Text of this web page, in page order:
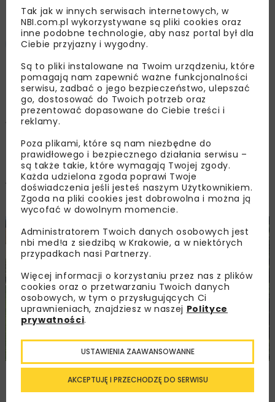
Damian Karpiński
OPUBLIKOWANO: 29.07.2025
W ramach rządowego Programu Bezpiecznej
Infrastruktury Drogowej (PBID) zakończono
inwestycje na trzech odcinkach drogi krajowej
nr 20 (DK20). Łączny koszt prac wyniósł blisko
10 mln zł, a ich głównym celem była poprawa
bezpieczeństwa ruchu drogowego.
O/Gdańsk, www.gov.pl/web/gddkia-gdansk/
Tak jak w innych serwisach internetowych, w
NBI.com.pl wykorzystywane są pliki cookies oraz
inne podobne technologie, aby nasz portal był dla
Ciebie przyjazny i wygodny.
Są to pliki instalowane na Twoim urządzeniu, które
pomagają nam zapewnić ważne funkcjonalności
serwisu, zadbać o jego bezpieczeństwo, ulepszać
go, dostosować do Twoich potrzeb oraz
prezentować dopasowane do Ciebie treści i
reklamy.
Poza plikami, które są nam niezbędne do
prawidłowego i bezpiecznego działania serwisu –
są także takie, które wymagają Twojej zgody.
Każda udzielona zgoda poprawi Twoje
doświadczenia jeśli jesteś naszym Użytkownikiem.
Zgoda na pliki cookies jest dobrowolna i można ją
wycofać w dowolnym momencie.
Administratorem Twoich danych osobowych jest
nbi med!a z siedzibą w Krakowie, a w niektórych
przypadkach nasi Partnerzy.
Więcej informacji o korzystaniu przez nas z plików
cookies oraz o przetwarzaniu Twoich danych
osobowych, w tym o przysługujących Ci
uprawnieniach, znajdziesz w naszej Polityce
prywatności.
AKCEPTUJĘ I PRZECHODZĘ DO SERWISU
USTAWIENIA ZAAWANSOWANNE